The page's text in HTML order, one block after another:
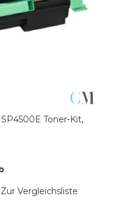
Toner-Kit,
Zur Vergleichsliste